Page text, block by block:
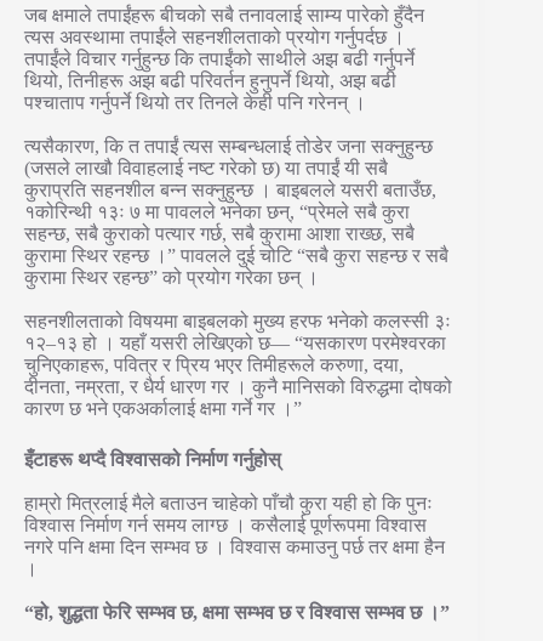
जब क्षमाले तपाईंहरू बीचको सबै तनावलाई साम्य पारेको हुँदैन
त्यस अवस्थामा तपाईंले सहनशीलताको प्रयोग गर्नुपर्दछ ।
तपाईंले विचार गर्नुहुन्छ कि तपाईंको साथीले अझ बढी गर्नुपर्ने
थियो, तिनीहरू अझ बढी परिवर्तन हुनुपर्ने थियो, अझ बढी
पश्चाताप गर्नुपर्ने थियो तर तिनले केही पनि गरेनन् ।
त्यसैकारण, कि त तपाईं त्यस सम्बन्धलाई तोडेर जना सक्नुहुन्छ
(जसले लाखौ विवाहलाई नष्ट गरेको छ) या तपाईं यी सबै
कुराप्रति सहनशील बन्न सक्नुहुन्छ । बाइबलले यसरी बताउँछ,
१कोरिन्थी १३ः ७ मा पावलले भनेका छन्, “प्रेमले सबै कुरा
सहन्छ, सबै कुराको पत्यार गर्छ, सबै कुरामा आशा राख्छ, सबै
कुरामा स्थिर रहन्छ ।” पावलले दुई चोटि “सबै कुरा सहन्छ र सबै
कुरामा स्थिर रहन्छ” को प्रयोग गरेका छन् ।
सहनशीलताको विषयमा बाइबलको मुख्य हरफ भनेको कलस्सी ३ः
१२–१३ हो । यहाँ यसरी लेखिएको छ— “यसकारण परमेश्वरका
चुनिएकाहरू, पवित्र र प्रिय भएर तिमीहरूले करुणा, दया,
दीनता, नम्रता, र धैर्य धारण गर । कुनै मानिसको विरुद्धमा दोषको
कारण छ भने एकअर्कालाई क्षमा गर्ने गर ।”
इँटाहरू थप्दै विश्वासको निर्माण गर्नुहोस्
हाम्रो मित्रलाई मैले बताउन चाहेको पाँचौ कुरा यही हो कि पुनः
विश्वास निर्माण गर्न समय लाग्छ । कसैलाई पूर्णरूपमा विश्वास
नगरे पनि क्षमा दिन सम्भव छ । विश्वास कमाउनु पर्छ तर क्षमा हैन
।
“हो, शुद्धता फेरि सम्भव छ, क्षमा सम्भव छ र विश्वास सम्भव छ ।”